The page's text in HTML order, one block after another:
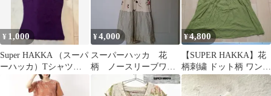
¥ 1,000
Super HAKKA （スーパ
ーハッカ）Tシャツ
パープル
¥4,000
スーパーハッカ 花
柄 ノースリーブワン
¥4,800
【SUPER HAKKA】花
柄刺繍 ドット柄 ワンピ
ース グリーン